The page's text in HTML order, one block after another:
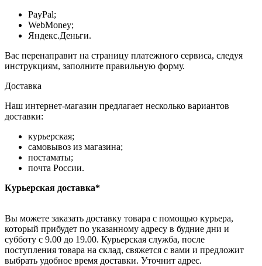
PayPal;
WebMoney;
Яндекс.Деньги.
Вас перенаправит на страницу платежного сервиса, следуя
инструкциям, заполните правильную форму.
Доставка
Наш интернет-магазин предлагает несколько вариантов
доставки:
курьерская;
самовывоз из магазина;
постаматы;
почта России.
Курьерская доставка*
Вы можете заказать доставку товара с помощью курьера,
который прибудет по указанному адресу в будние дни и
субботу с 9.00 до 19.00. Курьерская служба, после
поступления товара на склад, свяжется с вами и предложит
выбрать удобное время доставки. Уточнит адрес.